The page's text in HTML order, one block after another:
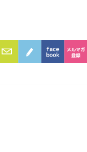
0120-36-2023
お問合わせフォー
ブログ